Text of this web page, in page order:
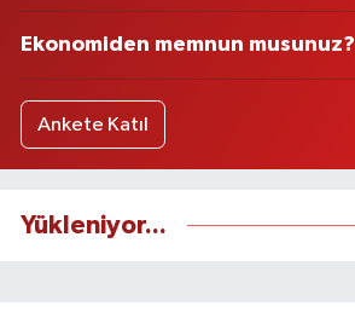
Ekonomiden memnun musunuz?
Ankete Katıl
Yükleniyor...